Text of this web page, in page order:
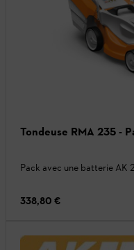
Tondeuse RMA 235 -
Pack avec une batterie AK
338,80 €